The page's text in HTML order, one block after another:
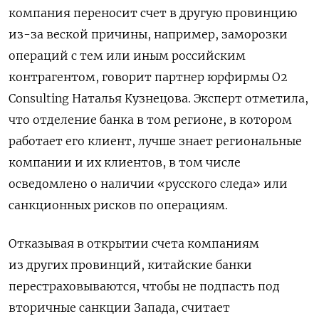
компания переносит счет в другую провинцию
из-за веской причины, например, заморозки
операций с тем или иным российским
контрагентом, говорит партнер юрфирмы О2
Consulting Наталья Кузнецова. Эксперт отметила,
что отделение банка в том регионе, в котором
работает его клиент, лучше знает региональные
компании и их клиентов, в том числе
осведомлено о наличии «русского следа» или
санкционных рисков по операциям.
Отказывая в открытии счета компаниям
из других провинций, китайские банки
перестраховываются, чтобы не подпасть под
вторичные санкции Запада, считает